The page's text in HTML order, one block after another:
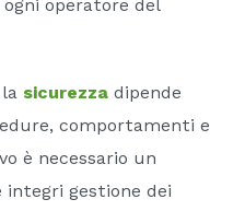
operatore del
sicurezza dipende
comportamenti e
è necessario un
integri gestione dei